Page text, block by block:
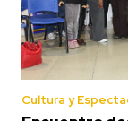
Cultura y